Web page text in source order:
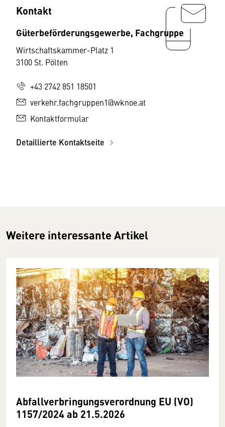
Kontakt
Güterbeförderungsgewerbe, Fachgruppe
Wirtschaftskammer-Platz 1
3100 St. Pölten
+43 2742 851 18501
verkehr.fachgruppen1@wknoe.at
Kontaktformular
Detaillierte Kontaktseite
Weitere interessante Artikel
Abfallverbringungsverordnung EU (VO)
1157/2024 ab 21.5.2026